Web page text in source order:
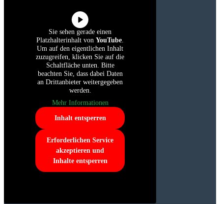
Sie sehen gerade einen
Platzhalterinhalt von YouTube.
Um auf den eigentlichen Inhalt
zuzugreifen, klicken Sie auf die
Schaltfläche unten. Bitte
beachten Sie, dass dabei Daten
an Drittanbieter weitergegeben
werden.
Mehr Informationen
Inhalt entsperren
Erforderlichen Service
akzeptieren und
Inhalte entsperren